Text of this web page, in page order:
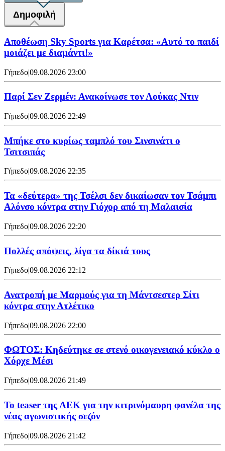
Δημοφιλή
Αποθέωση Sky Sports για Καρέτσα: «Αυτό το παιδί
μοιάζει με διαμάντι!»
Γήπεδο|09.08.2026 23:00
Παρί Σεν Ζερμέν: Ανακοίνωσε τον Λούκας Ντιν
Γήπεδο|09.08.2026 22:49
Mπήκε στο κυρίως ταμπλό του Σινσινάτι ο
Τσιτσιπάς
Γήπεδο|09.08.2026 22:35
Τα «δεύτερα» της Τσέλσι δεν δικαίωσαν τον Τσάμπι
Αλόνσο κόντρα στην Γιόχορ από τη Μαλαισία
Γήπεδο|09.08.2026 22:20
Πολλές απόψεις, λίγα τα δίκιά τους
Γήπεδο|09.08.2026 22:12
Ανατροπή με Μαρμούς για τη Μάντσεστερ Σίτι
κόντρα στην Ατλέτικο
Γήπεδο|09.08.2026 22:00
ΦΩΤΟΣ: Κηδεύτηκε σε στενό οικογενειακό κύκλο ο
Χόρχε Μέσι
Γήπεδο|09.08.2026 21:49
Το teaser της ΑΕΚ για την κιτρινόμαυρη φανέλα της
νέας αγωνιστικής σεζόν
Γήπεδο|09.08.2026 21:42